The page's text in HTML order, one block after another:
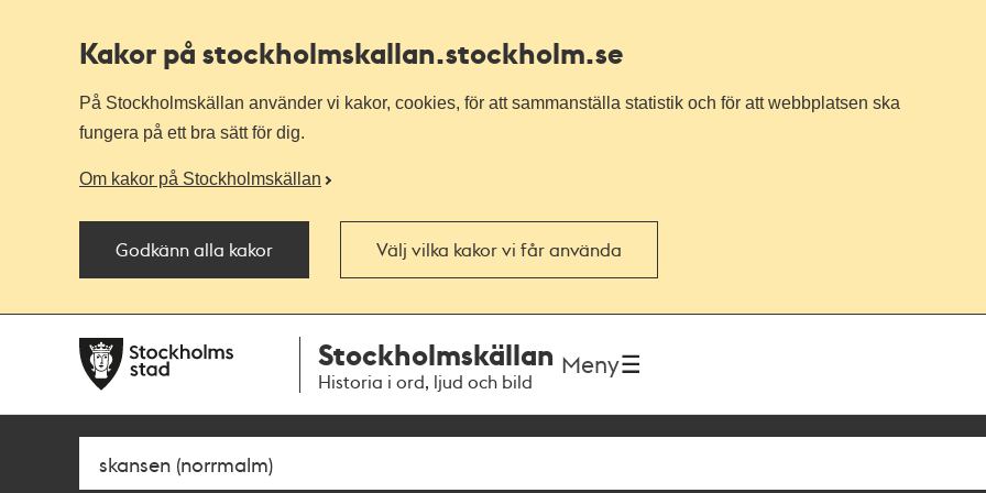
Kakor på stockholmskallan.stockholm.se
På Stockholmskällan använder vi kakor, cookies, för att sammanställa statistik och för att webbplatsen ska
fungera på ett bra sätt för dig.
Om kakor på Stockholmskällan
Godkänn alla kakor Välj vilka kakor vi får använda
navigationen
huvudinnehållet
Stockholmskällan
Historia i ord, ljud och bild
Meny
Sök